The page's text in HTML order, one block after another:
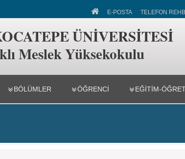
E-POSTA TELEFON
ÜNİVERSİTESİ
Meslek Yüksekokulu
BÖLÜMLER ÖĞRENCİ EĞİTİM-